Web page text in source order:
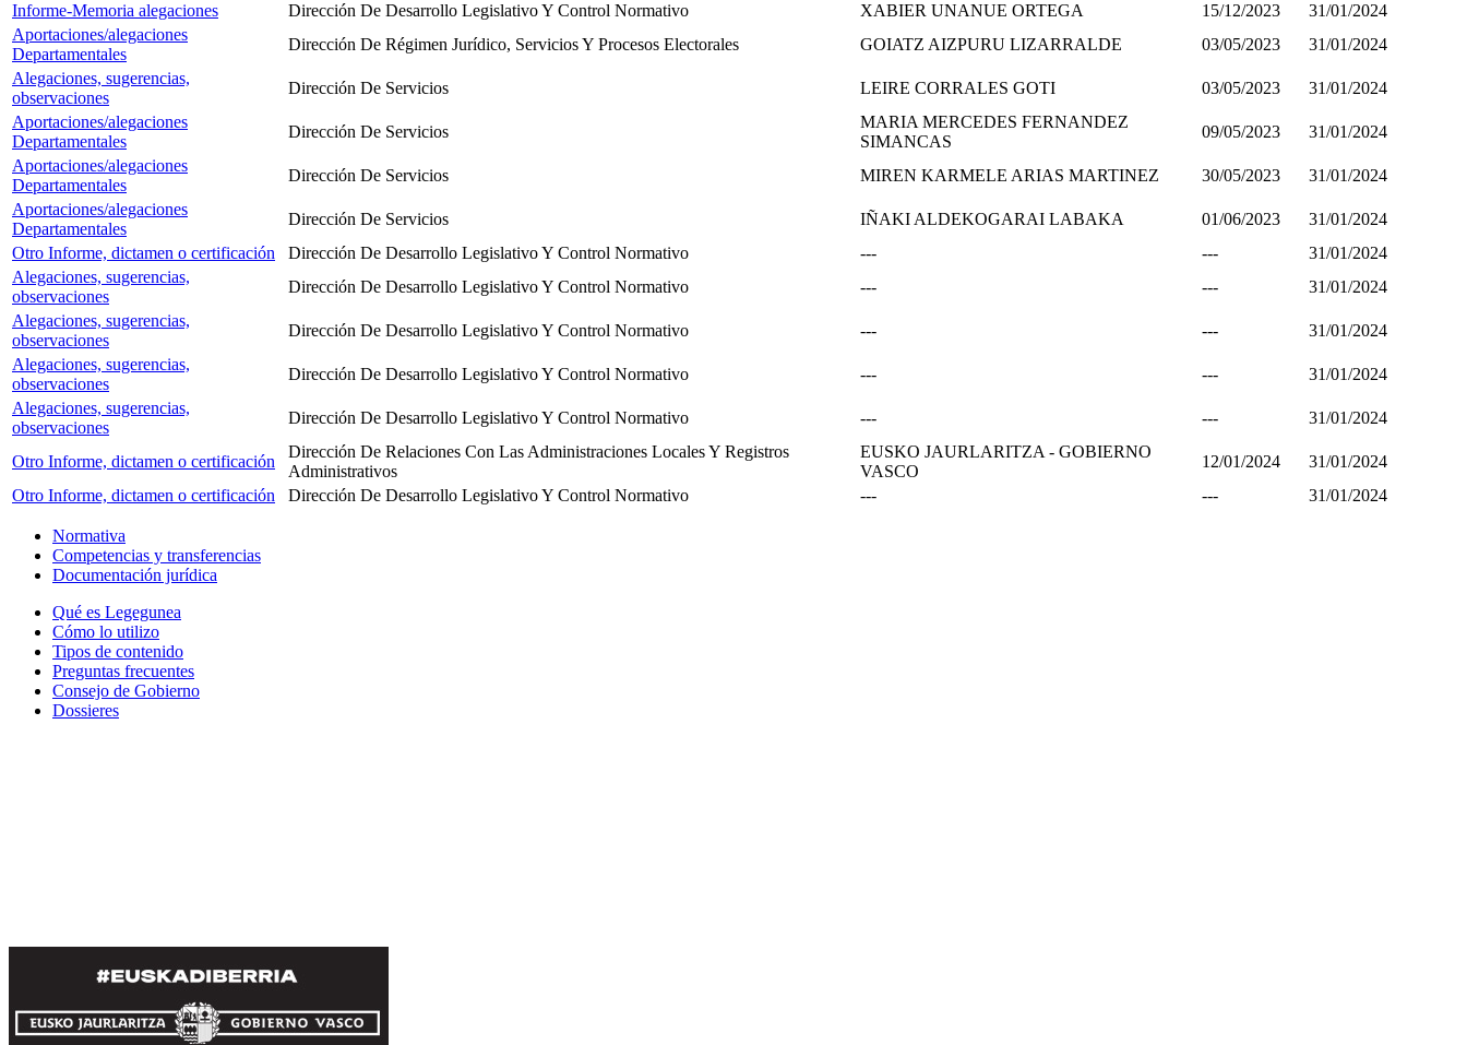
Informe-Memoria alegaciones
Dirección De Desarrollo Legislativo Y Control Normativo XABIER UNANUE ORTEGA 15/12/2023
31/01/2024
Aportaciones/alegaciones
Departamentales
Dirección De Régimen Jurídico, Servicios Y Procesos Electorales GOIATZ AIZPURU LIZARRALDE 03/05/2023
31/01/2024
Alegaciones, sugerencias,
observaciones
Dirección De Servicios LEIRE CORRALES GOTI 03/05/2023
31/01/2024
Aportaciones/alegaciones
Departamentales
Dirección De Servicios
MARIA MERCEDES FERNANDEZ
SIMANCAS
09/05/2023
31/01/2024
Aportaciones/alegaciones
Departamentales
Dirección De Servicios MIREN KARMELE ARIAS MARTINEZ 30/05/2023
31/01/2024
Aportaciones/alegaciones
Departamentales
Dirección De Servicios IÑAKI ALDEKOGARAI LABAKA 01/06/2023
31/01/2024
Otro Informe, dictamen o certificación
Dirección De Desarrollo Legislativo Y Control Normativo --- ---
31/01/2024
Alegaciones, sugerencias,
observaciones
Dirección De Desarrollo Legislativo Y Control Normativo --- ---
31/01/2024
Alegaciones, sugerencias,
observaciones
Dirección De Desarrollo Legislativo Y Control Normativo --- ---
31/01/2024
Alegaciones, sugerencias,
observaciones
Dirección De Desarrollo Legislativo Y Control Normativo --- ---
31/01/2024
Alegaciones, sugerencias,
observaciones
Dirección De Desarrollo Legislativo Y Control Normativo --- --- 31/01/2024
Otro Informe, dictamen o certificación
Dirección De Relaciones Con Las Administraciones Locales Y Registros
Administrativos
EUSKO JAURLARITZA - GOBIERNO
VASCO
12/01/2024
31/01/2024
Otro Informe, dictamen o certificación
Dirección De Desarrollo Legislativo Y Control Normativo --- --- 31/01/2024
Normativa
Competencias y transferencias
Documentación jurídica
Qué es Legegunea
Cómo lo utilizo
Tipos de contenido
Preguntas frecuentes
Consejo de Gobierno
Dossieres